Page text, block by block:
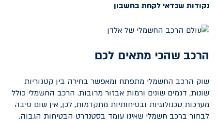
נקודות שכדאי לקחת בחשבון
הרכב שהכי מתאים לכם
שוק הרכב החשמלי מתפתח ומאפשר בחירה בין קטגוריות
שונות, דגמים שונים ורמות אבזור מרובות. הרכב החשמלי כולל
מערכות טכנולוגיות ובטיחותיות מתקדמות, לכן, אין שום סיבה
לבחור ברכב חשמלי שאינו עומד בסטנדרט הבטיחות הגבוה.